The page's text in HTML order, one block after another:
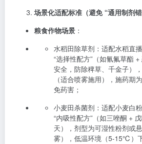
场景化适配标准（避免 “通用制剂错
粮食作物场景 ：
水稻田除草剂：适配水稻直
“选择性配方”（如氰氟草酯
安全，防除稗草、千金子）
（适合喷雾施用），施药期
免药害；
小麦田杀菌剂：适配小麦白
“内吸性配方”（如三唑酮 +
天），剂型为可湿性粉剂或
雾），低温环境（5-15℃）